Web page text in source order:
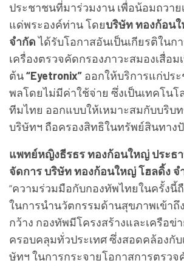
ประชาชนที่มาร่วมงาน เพื่อน้อมถวา
แด่พระองค์ท่าน โดยบริษัท ทองก้อน
จำกัดได้รับโอกาสอันเป็นเกียรติในก
เครื่องตรวจคัดกรองภาวะสมองเสื่อม
ต้น“Eyetronix” ออกให้บริการแก่ปร
พลโดยไม่มีค่าใช้จ่าย ซึ่งเป็นเทคโน
ทีมไทย ออกแบบให้เหมาะสมกับบริบ
บริษัทฯ ถือครองสิทธิในทรัพย์สินทาง
แพทย์หญิงธีรธร ทองก้อนใหญ่ ประธ
จัดการ บริษัท ทองก้อนใหญ่ โฮลดิ้ง จ
“ความร่วมมือกับกองทัพไทยในครั้งนี้
ในการนำนวัตกรรมด้านสุขภาพเข้าถึ
กว้าง กองทัพมีโครงสร้างและเครือข่
ครอบคลุมทั่วประเทศ ซึ่งสอดคล้องกั
ษัทฯ ในการกระจายโอกาสการตรว